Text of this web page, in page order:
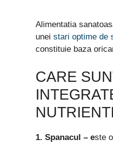
Alimentatia
unei stari optime de
constituie baza
CARE
1. Spanacul – este